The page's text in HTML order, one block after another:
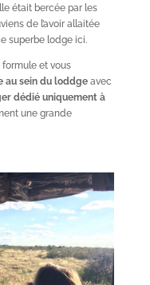
était bercée par les
de l’avoir allaitée
superbe lodge ici.
et vous
au sein du loddgeavec
dédié uniquement à
une grande